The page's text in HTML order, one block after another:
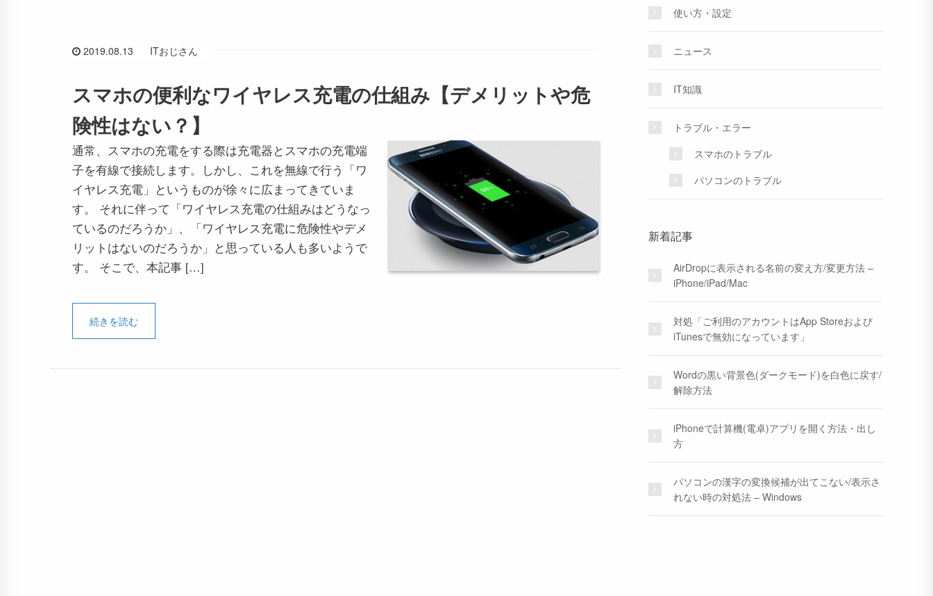
2019.08.13 ITおじさん
スマホの便利なワイヤレス充電の仕組み【デメリットや危
険性はない？】
通常、スマホの充電をする際は充電器とスマホの充電端
子を有線で接続します。しかし、これを無線で行う「ワ
イヤレス充電」というものが徐々に広まってきていま
す。 それに伴って「ワイヤレス充電の仕組みはどうなっ
ているのだろうか」、「ワイヤレス充電に危険性やデメ
リットはないのだろうか」と思っている人も多いようで
す。 そこで、本記事 […]
続きを読む
使い方・設定
ニュース
IT知識
トラブル・エラー
スマホのトラブル
パソコンのトラブル
新着記事
AirDropに表示される名前の変え方/変更方法 –
iPhone/iPad/Mac
対処「ご利用のアカウントはApp Storeおよび
iTunesで無効になっています」
Wordの黒い背景色(ダークモード)を白色に戻す/
解除方法
iPhoneで計算機(電卓)アプリを開く方法・出し
方
パソコンの漢字の変換候補が出てこない/表示さ
れない時の対処法 – Windows